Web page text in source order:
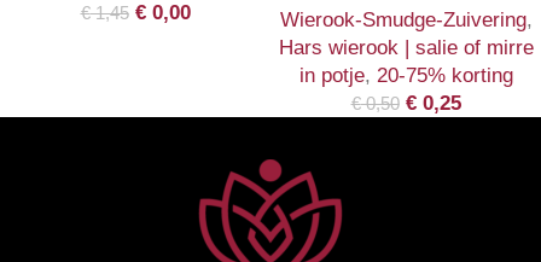
€1,45 €0,00 Wierook-Smudge-Zuivering,
Hars wierook | salie of mirre
in potje, 20-75% korting
€0,50 €0,25